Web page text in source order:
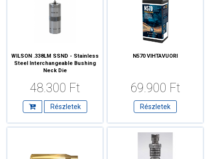
WILSON .338LM SSND - Stainless
Steel Interchangeable Bushing
Neck Die
48.300 Ft
Részletek
N570 VIHTAVUORI
69.900 Ft
Részletek